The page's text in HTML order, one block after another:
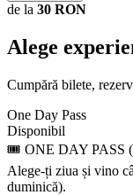
de la 30 RON
Alege
Cumpără bilete,
One Day Pass
Disponibil
🎟️ ONE DAY PASS
Alege-ți ziua și vino
duminică).